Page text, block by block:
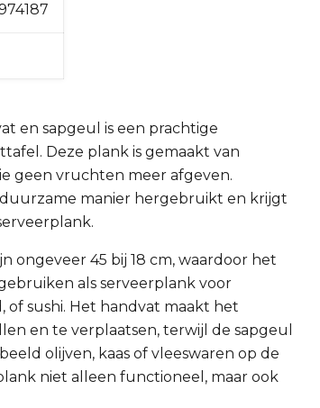
en sapgeul is een prachtige
Deze plank is gemaakt van
geen vruchten meer afgeven.
manier hergebruikt en krijgt
ongeveer 45 bij 18 cm, waardoor het
als serveerplank voor
of sushi. Het handvat maakt het
en te verplaatsen, terwijl de sapgeul
olijven, kaas of vleeswaren op de
niet alleen functioneel, maar ook